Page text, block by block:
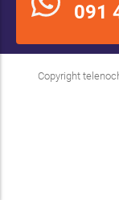
091
Copyright